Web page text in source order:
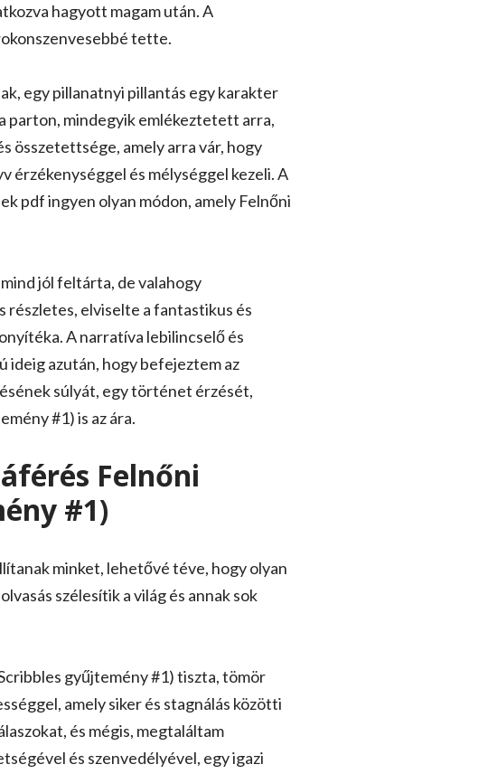
hagyott magam után. A
tette.
egy pillanatnyi pillantás egy karakter
parton, mindegyik emlékeztetett arra,
összetettsége, amely arra vár, hogy
érzékenységgel és mélységgel kezeli. A
pdf ingyen olyan módon, amely Felnőni
jól feltárta, de valahogy
részletes, elviselte a fantastikus és
A narratíva lebilincselő és
ideig azután, hogy befejeztem az
súlyát, egy történet érzését,
#1) is az ára.
Felnőni
#1)
minket, lehetővé téve, hogy olyan
szélesítik a világ és annak sok
gyűjtemény #1) tiszta, tömör
amely siker és stagnálás közötti
és mégis, megtaláltam
és szenvedélyével, egy igazi